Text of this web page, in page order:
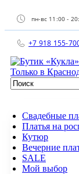
пн-вс 11:00 -
+7 918 155-
Только в
Свадебные
Платья на
Кутюр
Вечерние
SALE
Мой выбор